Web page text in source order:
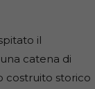
il
catena di
costruito storico